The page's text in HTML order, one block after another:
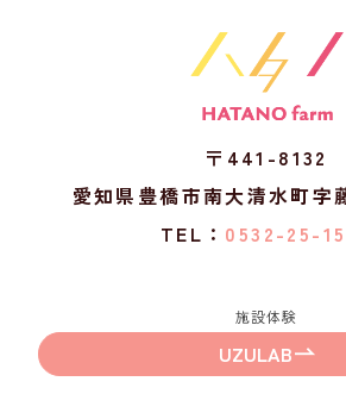
〒441-8132
愛知県豊橋市南大清水町字
TEL： 0532-25-
施設体験
UZULAB